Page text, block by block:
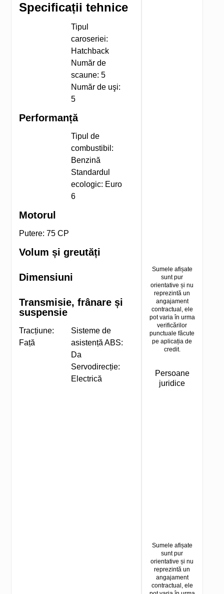
Specificații tehnice
Tipul
caroseriei:
Hatchback
Număr de
scaune:5
Număr de uşi:
5
Performanță
Tipul de
combustibil:
Benzină
Standardul
ecologic: Euro
6
Motorul
Putere:75 CP
Volum și greutăți
Dimensiuni
Transmisie, frânare și
suspensie
Tracțiune:
Față
Sisteme de
asistență ABS:
Da
Servodirecție:
Electrică
Sumele afișate
sunt pur
orientative și nu
reprezintă un
angajament
contractual, ele
pot varia în urma
verificărilor
punctuale făcute
pe aplicația de
credit.
Persoane
juridice
Sumele afișate
sunt pur
orientative și nu
reprezintă un
angajament
contractual, ele